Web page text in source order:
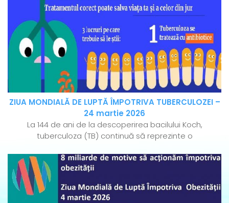
ZIUA MONDIALĂ DE LUPTĂ ÎMPOTRIVA TUBERCULOZEI –
24 martie 2026
La 144 de ani de la descoperirea bacilului Koch,
tuberculoza (TB) continuă să reprezinte o